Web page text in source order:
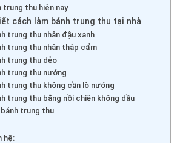
trung thu hiện nay
cách làm bánh trung thu tại nhà
trung thu nhân đậu xanh
trung thu nhân thập cẩm
trung thu dẻo
trung thu nướng
trung thu không cần lò nướng
trung thu bằng nồi chiên không dầu
bánh trung thu
hệ: